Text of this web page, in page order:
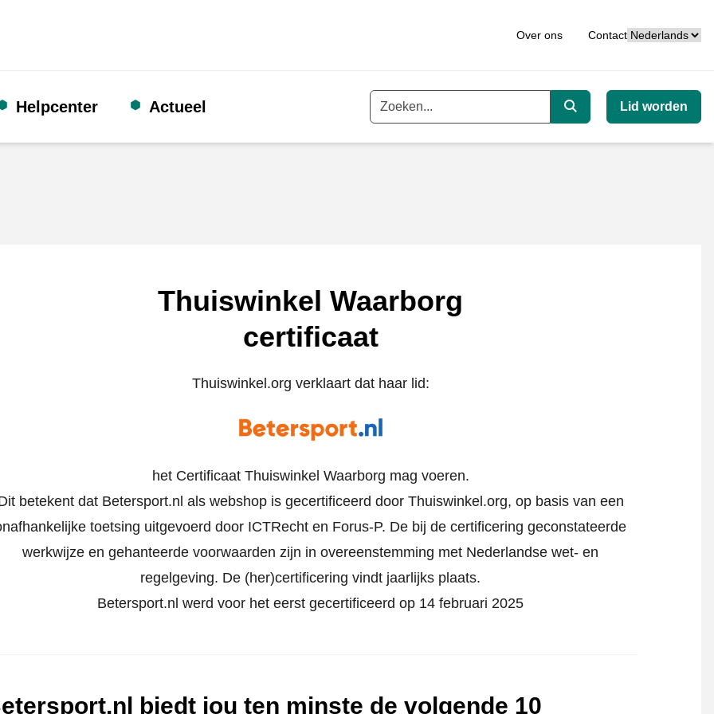
Over ons ContactTaal
Helpcenter Actueel Trefwoord
Zoeken
Lid worden
Thuiswinkel Waarborg
certificaat
Thuiswinkel.org verklaart dat haar lid:
het Certificaat Thuiswinkel Waarborg mag voeren.
betekent dat Betersport.nl als webshop is gecertificeerd door Thuiswinkel.org, op basis van een
toetsing uitgevoerd door ICTRecht en Forus-P. De bij de certificering geconstateerde
werkwijze en gehanteerde voorwaarden zijn in overeenstemming met Nederlandse wet- en
regelgeving. De (her)certificering vindt jaarlijks plaats.
Betersport.nl werd voor het eerst gecertificeerd op 14 februari 2025
biedt jou ten minste de volgende 10